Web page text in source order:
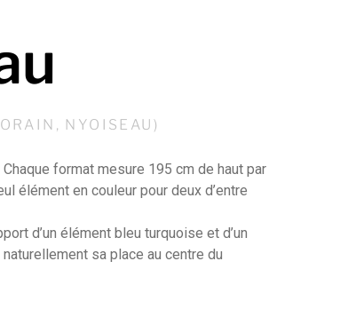
NYOISEAU)
format mesure 195 cm de haut par
élément en couleur pour deux d’entre
d’un élément bleu turquoise et d’un
naturellement sa place au centre du